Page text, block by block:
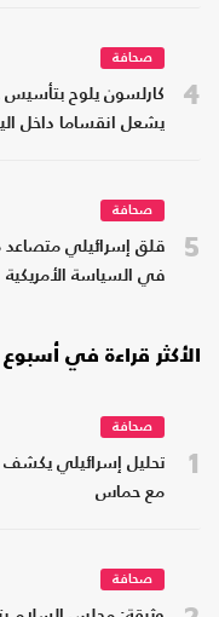
4
صحافة
كارلسون يلوح بتأسيس
يشعل انقساما داخل
5
صحافة
قلق إسرائيلي متصاعد
في السياسة الأمريكية
الأكثر قراءة في أسبوع
1
صحافة
تحليل إسرائيلي يكشف
مع حماس
صحافة